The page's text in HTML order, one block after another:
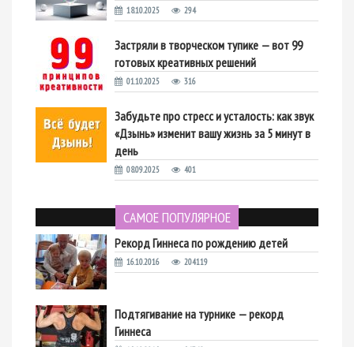
18.10.2025 294
Застряли в творческом тупике — вот 99
готовых креативных решений
01.10.2025 316
Забудьте про стресс и усталость: как звук
«Дзынь» изменит вашу жизнь за 5 минут в
день
08.09.2025 401
САМОЕ ПОПУЛЯРНОЕ
Рекорд Гиннеса по рождению детей
16.10.2016 204119
Подтягивание на турнике — рекорд
Гиннеса